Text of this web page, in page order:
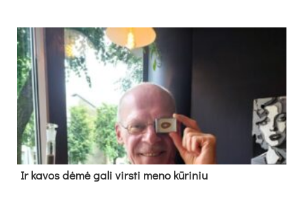
Ir ka­vos dė­mė ga­li virs­ti me­no kū­ri­niu